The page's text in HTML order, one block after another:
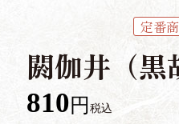
定番
閼伽井（黒
810 税込